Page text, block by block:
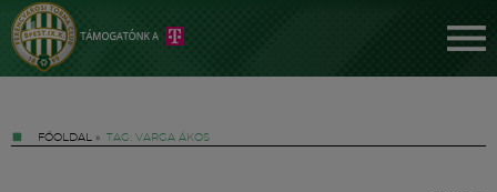
FŐOLDAL » TAG: VARGA ÁKOS